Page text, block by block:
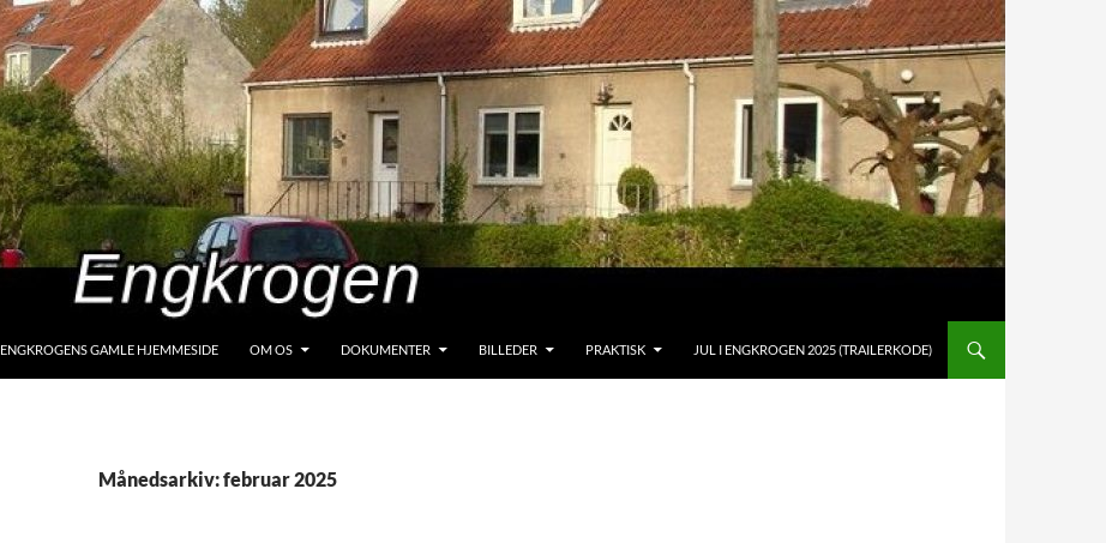
ENGKROGENS GAMLE HJEMMESIDE OM OS DOKUMENTER BILLEDER PRAKTISK JUL I ENGKROGEN 2025 (TRAILERKODE)
Månedsarkiv: februar 2025